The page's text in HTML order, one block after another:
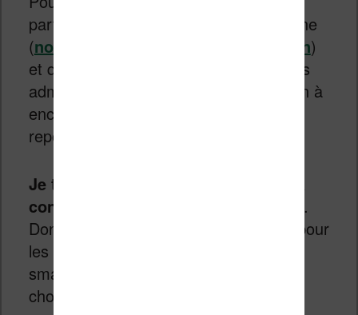
particulièrement lire sur leur smartphone
(normal les liseuses le font déjà bien)
et qui n’ont pas de gros besoins, je dois
admettre qu’un smartphone avec écran à
encre électronique semble bien plus
reposant qu’un smartphone classique.
Je trouve qu’il y a un vrai côté zen à
consulter un smartphone de ce type .
Donc, il y a à mon avis une demande pour
les gens qui ont toujours besoin d’un
smartphone mais qui souhaite quelque
chose de plus simple et plus reposant.